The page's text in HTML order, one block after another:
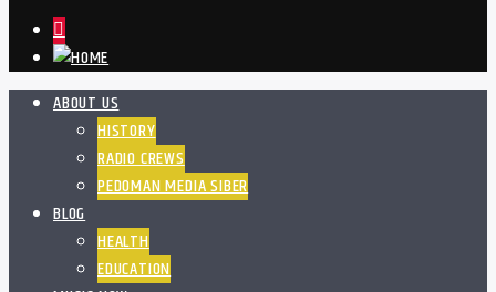
ABOUT US
HISTORY
RADIO CREWS
PEDOMAN MEDIA SIBER
BLOG
HEALTH
EDUCATION